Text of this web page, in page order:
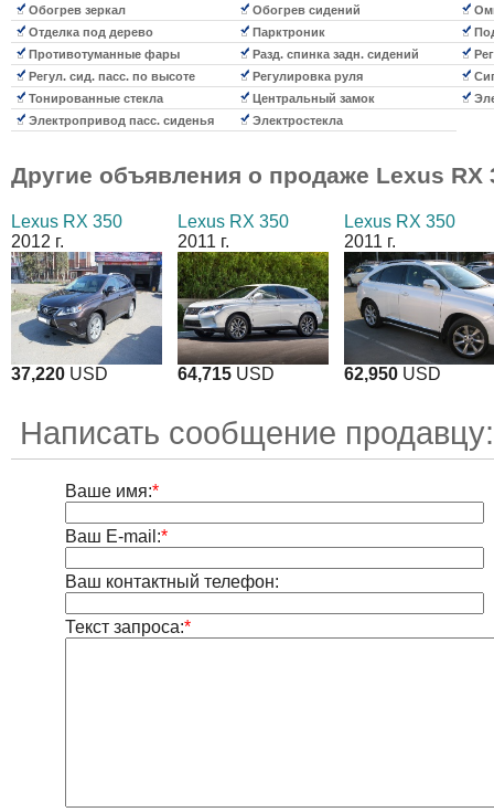
Обогрев зеркал
Обогрев сидений
Отделка под дерево
Парктроник
Противотуманные фары
Разд. спинка задн. сидений
Регул. сид. пасс. по высоте
Регулировка руля
Тонированные стекла
Центральный замок
Электропривод пасс. сиденья
Электростекла
Другие объявления о продаже Lexus RX
Lexus RX 350
2012 г.
37,220 USD
Lexus RX 350
2011 г.
64,715 USD
Lexus RX 350
2011 г.
62,950 USD
Написать сообщение
Ваше имя:*
Ваш E-mail:*
Ваш контактный телефон:
Текст запроса:*